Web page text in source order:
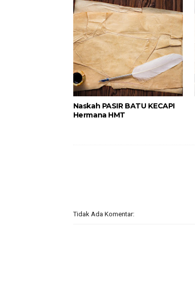
Naskah PASIR BATU KECAPI
Hermana HMT
Tidak Ada Komentar: